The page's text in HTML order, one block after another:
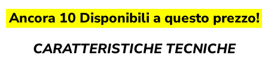
Ancora 10 Disponibili a questo prezzo!
CARATTERISTICHE TECNICHE